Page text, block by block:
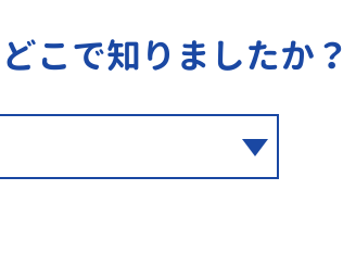
どこで知りましたか？